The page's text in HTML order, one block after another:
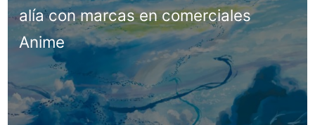
alía con marcas en comerciales
Anime